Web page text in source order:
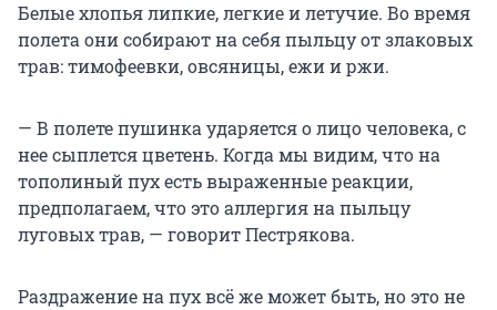
Белые хлопья липкие, легкие и летучие. Во время
полета они собирают на себя пыльцу от злаковых
трав: тимофеевки, овсяницы, ежи и ржи.
— В полете пушинка ударяется о лицо человека, с
нее сыплется цветень. Когда мы видим, что на
тополиный пух есть выраженные реакции,
предполагаем, что это аллергия на пыльцу
луговых трав, — говорит Пестрякова.
Раздражение на пух всё же может быть, но это не